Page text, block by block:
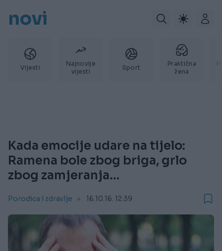
novi
Vijesti
Najnovije
vijesti
Sport
Praktična
žena
Kada emocije udare na tijelo:
Ramena bole zbog briga, grlo
zbog zamjeranja…
Porodica i zdravlje 16.10.16. 12:39